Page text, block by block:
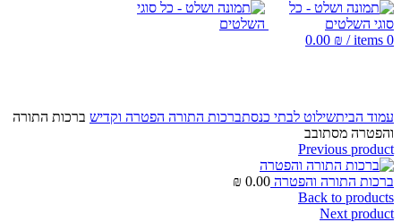
0
items
/
0.00 ₪
עמוד הביתשילוט לבתי כנסתברכות התורה הפטרה וקדיש ברכות התורה
והפטרה מסתובב
Previous product
ברכות התורה והפטרה 0.00
₪
Back to products
Next product